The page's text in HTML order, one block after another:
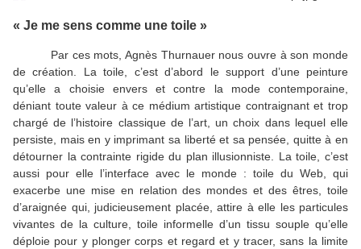
« Je me sens comme une toile »
Par ces mots, Agnès Thurnauer nous ouvre à son monde
de création. La toile, c’est d’abord le support d’une peinture
qu’elle a choisie envers et contre la mode contemporaine,
déniant toute valeur à ce médium artistique contraignant et trop
chargé de l’histoire classique de l’art, un choix dans lequel elle
persiste, mais en y imprimant sa liberté et sa pensée, quitte à en
détourner la contrainte rigide du plan illusionniste. La toile, c’est
aussi pour elle l’interface avec le monde : toile du Web, qui
exacerbe une mise en relation des mondes et des êtres, toile
d’araignée qui, judicieusement placée, attire à elle les particules
vivantes de la culture, toile informelle d’un tissu souple qu’elle
déploie pour y plonger corps et regard et y tracer, sans la limite